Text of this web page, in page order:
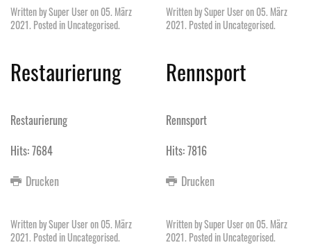
Written by Super User on05. März
2021. Posted inUncategorised.
Restaurierung
Restaurierung
Hits: 7684
Drucken
Written by Super User on05. März
2021. Posted inUncategorised.
Rennsport
Rennsport
Hits: 7816
Drucken
Written by Super User on05. März
2021. Posted inUncategorised.
Written by Super User on05. März
2021. Posted inUncategorised.